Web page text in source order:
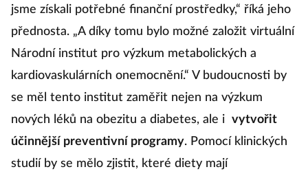
jsme získali potřebné finanční prostředky,“ říká jeho
přednosta. „A díky tomu bylo možné založit virtuální
Národní institut pro výzkum metabolických a
kardiovaskulárních onemocnění.“ V budoucnosti by
se měl tento institut zaměřit nejen na výzkum
nových léků na obezitu a diabetes, ale i vytvořit
účinnější preventivní programy. Pomocí klinických
studií by se mělo zjistit, které diety mají